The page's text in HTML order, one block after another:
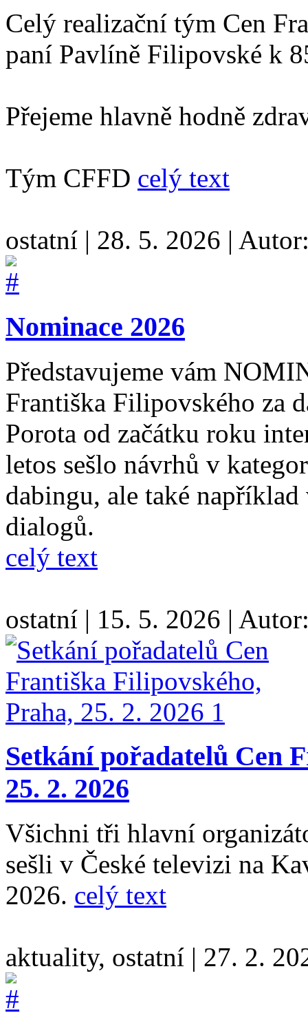
Celý realizační tým Cen
paní Pavlíně Filipovské k
Přejeme hlavně hodně
Tým CFFD celý text
ostatní | 28. 5. 2026 |
Nominace 2026
Představujeme vám
Františka Filipovského za
Porota od začátku roku
letos sešlo návrhů v
dabingu, ale také
dialogů.
celý text
ostatní | 15. 5. 2026 |
Setkání pořadatelů Cen
25. 2. 2026
Všichni tři hlavní
sešli v České televizi na
2026. celý text
aktuality, ostatní | 27. 2.